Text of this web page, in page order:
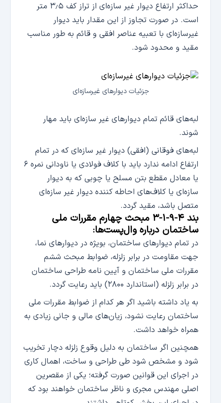
حداکثر ارتفاع دیوار غیر سازه‌ای از تراز کف ۳٫۵ متر
است. در صورت تجاوز از این مقدار باید دیوار
غیرسازه‌ای با تعبیه عناصر افقی و قائم به طور مناسب
مقید و محدود شود.
جزئیات دیوارهای غیرسازه‌ای
لبه‌های قائم تمام دیوارهای غیر سازه‌ای باید مهار
شوند.
لبه‌های فوقانی (افقی) دیوار غیر سازه‌ای که در تمام
ارتفاع ادامه ندارد باید با کلاف فولادی یا ناودانی نمره ۶
یا معادل مقطع بتن مسلح یا چوبی که به دیوار
سازه‌ای یا کلاف‌های احاطه کننده دیوار غیر سازه‌ای
متصل باشد، مقید گردد.
بند ۴-۹-۱-۳ مبحث چهارم مقررات ملی
ساختمان درباره وال‌پست‌ها:
در تمام دیوارهای ساختمان، بویژه در دیوارهای نما،
جهت مقاومت در برابر زلزله، ضوابط مبحث ششم
مقررات ملی ساختمان و آیین نامه طراحی ساختمان
در برابر زلزله (استاندارد ۲۸۰۰) باید رعایت گردد.
به یاد داشته باشید اگر هر کدام از ضوابط مقررات ملی
ساختمان رعایت نشود، زیان‌های مالی و جانی زیادی به
همراه خواهد داشت.
همچنین اگر ساختمان به دلیل وقوع زلزله دچار تخریب
شود و مشخص شود طی طراحی و ساخت، اهمال کاری
در اجرای این قوانین صورت گرفته؛ یکی از مقصرین
اصلی مهندس مجری و ناظر ساختمان خواهند بود که